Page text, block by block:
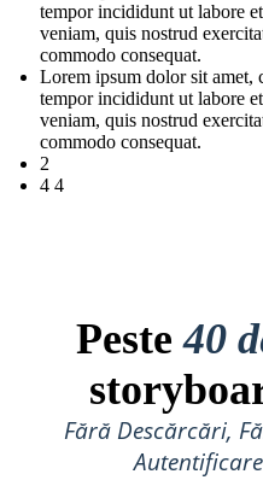
tempor incididunt ut labore
veniam, quis nostrud
commodo consequat.
Lorem ipsum dolor sit amet,
tempor incididunt ut labore
veniam, quis nostrud
commodo consequat.
2
4 4
Peste40
Fără Descărcări,